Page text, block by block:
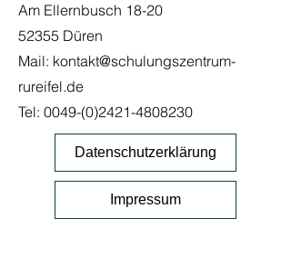
Am Ellernbusch 18-20
52355 Düren
Mail: kontakt@schulungszentrum-
rureifel.de
Tel: 0049-(0)2421-4808230
Datenschutzerklärung
Impressum